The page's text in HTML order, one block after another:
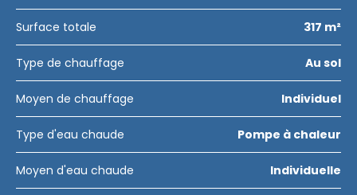
Surface totale 317 m²
Type de chauffage Au sol
Moyen de chauffage Individuel
Type d'eau chaude Pompe à chaleur
Moyen d'eau chaude Individuelle